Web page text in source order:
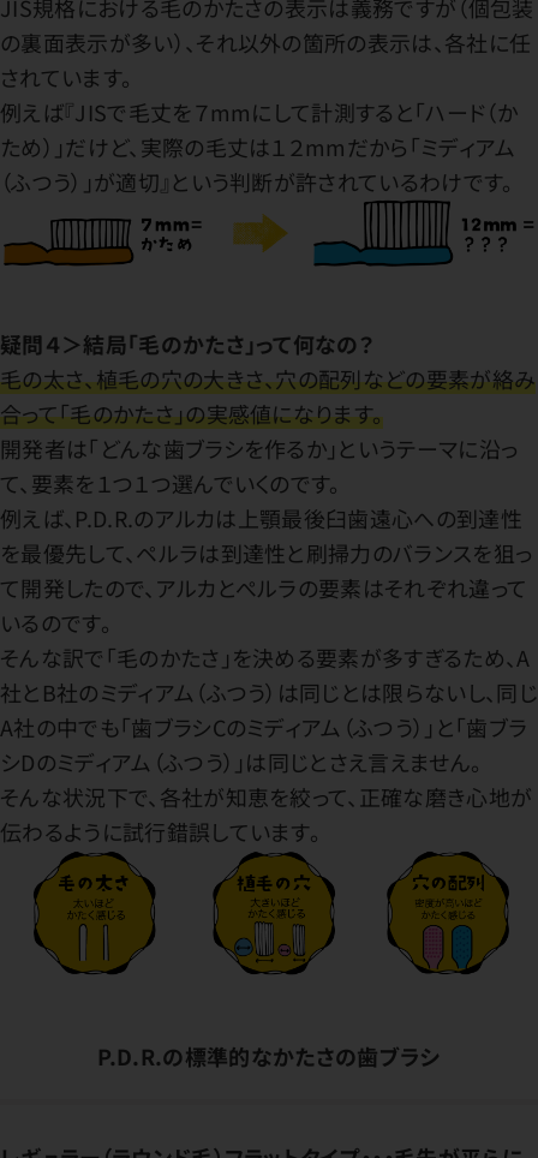
JIS規格における毛のかたさの表示は義務ですが（個包装
の裏面表示が多い）、それ以外の箇所の表示は、各社に任
されています。
例えば『JISで毛丈を７mmにして計測すると「ハード（か
ため）」だけど、実際の毛丈は１２mmだから「ミディアム
（ふつう）」が適切』という判断が許されているわけです。
疑問４＞結局「毛のかたさ」って何なの？
毛の太さ、植毛の穴の大きさ、穴の配列などの要素が絡み
合って「毛のかたさ」の実感値になります。
開発者は「どんな歯ブラシを作るか」というテーマに沿っ
て、要素を１つ１つ選んでいくのです。
例えば、P.D.R.のアルカは上顎最後臼歯遠心への到達性
を最優先して、ペルラは到達性と刷掃力のバランスを狙っ
て開発したので、アルカとぺルラの要素はそれぞれ違って
いるのです。
そんな訳で「毛のかたさ」を決める要素が多すぎるため、A
社とB社のミディアム（ふつう）は同じとは限らないし、同じ
A社の中でも「歯ブラシCのミディアム（ふつう）」と「歯ブラ
シDのミディアム（ふつう）」は同じとさえ言えません。
そんな状況下で、各社が知恵を絞って、正確な磨き心地が
伝わるように試行錯誤しています。
P.D.R.の標準的なかたさの歯ブラシ